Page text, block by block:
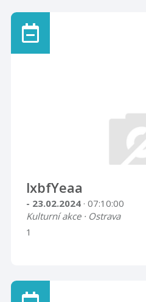
lxbfYeaa
- 23.02.2024 · 07:10:00
Kulturní akce · Ostrava
1